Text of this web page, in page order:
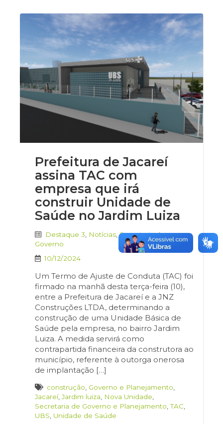
Prefeitura de Jacareí
assina TAC com
empresa que irá
construir Unidade de
Saúde no Jardim Luiza
Destaque 3 Notícias ,Secretaria de
Governo
10/12/2024
Um Termo de Ajuste de Conduta (TAC) foi
firmado na manhã desta terça-feira (10),
entre a Prefeitura de Jacareí e a JNZ
Construções LTDA, determinando a
construção de uma Unidade Básica de
Saúde pela empresa, no bairro Jardim
Luiza. A medida servirá como
contrapartida financeira da construtora ao
município, referente à outorga onerosa
de implantação […]
construção Governo e Planejamento
Jacareí,Jardim luiza Nova Unidade
Secretaria de Governo e Planejamento ,TAC
UBS Unidade de Saúde